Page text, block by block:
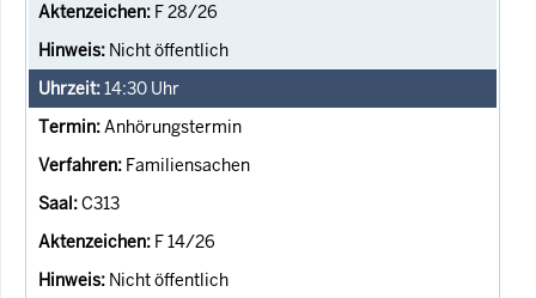
F 28/26
Nicht öffentlich
14:30 Uhr
Anhörungstermin
Familiensachen
C313
F 14/26
Nicht öffentlich